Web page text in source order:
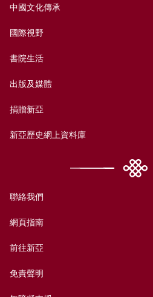
中國文化傳承
國際視野
書院生活
出版及媒體
捐贈新亞
新亞歷史網上資料庫
聯絡我們
網頁指南
前往新亞
免責聲明